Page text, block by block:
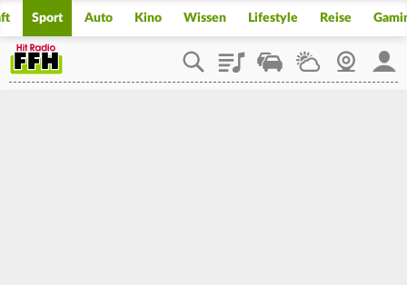
Sport Auto Kino Wissen Lifestyle Reise
PlaylistStaupilotWetterWebcam